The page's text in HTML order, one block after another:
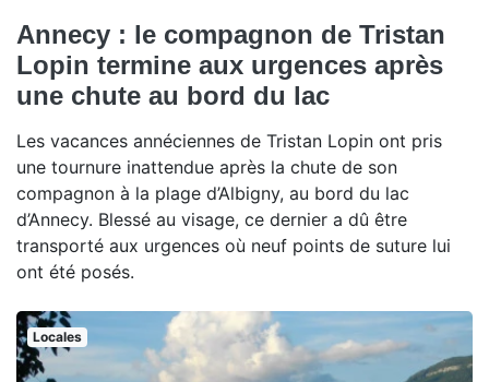
Annecy : le compagnon de Tristan
Lopin termine aux urgences après
une chute au bord du lac
Les vacances annéciennes de Tristan Lopin ont pris
une tournure inattendue après la chute de son
compagnon à la plage d’Albigny, au bord du lac
d’Annecy. Blessé au visage, ce dernier a dû être
transporté aux urgences où neuf points de suture lui
ont été posés.
Locales